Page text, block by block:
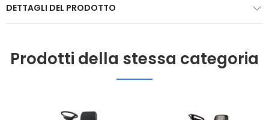
DETTAGLI DEL PRODOTTO
Prodotti della stessa categoria